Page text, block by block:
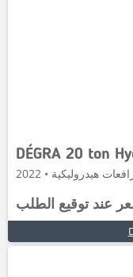
DÉGRA 20 ton
عند توقيع الطلب